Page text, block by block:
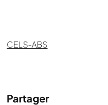
CELS-ABS
Partager